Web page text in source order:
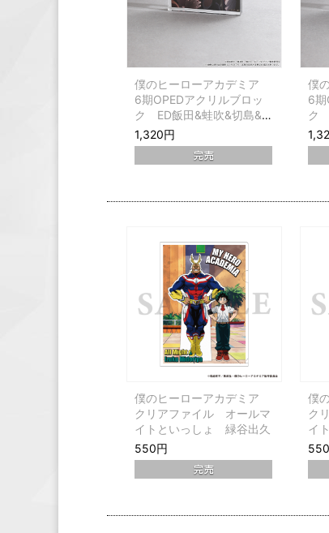
僕のヒーローアカデミア
6期OPEDアクリルブロッ
ク ED飯田&蛙吹&切島&
八百万
1,320円
僕
6期
ク
僕のヒーローアカデミア
クリアファイル オールマ
イトといっしょ 緑谷出久
550円
僕
ク
イ